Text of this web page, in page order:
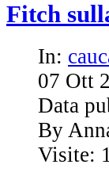
Fitch
In:
07 Ott
Data
By
Visite: